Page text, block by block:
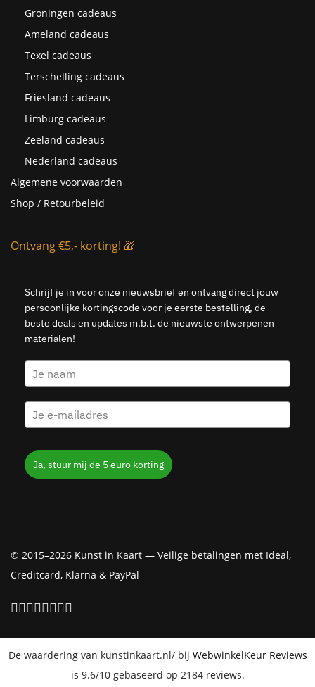
Groningen cadeaus
Ameland cadeaus
Texel cadeaus
Terschelling cadeaus
Friesland cadeaus
Limburg cadeaus
Zeeland cadeaus
Nederland cadeaus
Algemene voorwaarden
Shop / Retourbeleid
Ontvang €5,- korting! 🎁
Schrijf je in voor onze nieuwsbrief en ontvang direct jouw
persoonlijke kortingscode voor je eerste bestelling, de
beste deals en updates m.b.t. de nieuwste ontwerpenen
materialen!
Ja, stuur mij de 5 euro korting
© 2015–2026 Kunst in Kaart — Veilige betalingen met Ideal,
Creditcard, Klarna & PayPal
De waardering van kunstinkaart.nl/ bij WebwinkelKeur Reviews
is 9.6/10 gebaseerd op 2184 reviews.